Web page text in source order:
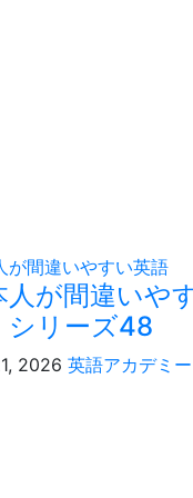
が間違いやすい英語
人が間違いや
シリーズ48
2026 英語アカデミー